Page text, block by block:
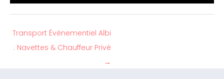
Transport Évènementiel Albi
: Navettes & Chauffeur Privé
→